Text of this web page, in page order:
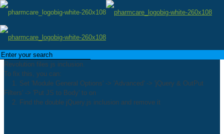
You have some jquery.js library include that comes after the Slider
Revolution files js inclusion.
To fix this, you can:
1. Set 'Module General Options' -> 'Advanced' -> 'jQuery & OutPut
Filters' -> 'Put JS to Body' to on
2. Find the double jQuery.js inclusion and remove it